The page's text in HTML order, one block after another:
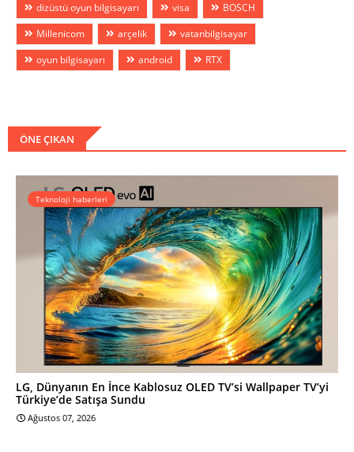
dizüstü oyun bilgisayarı
visa
BOSCH
Millenicom
arçelik
vatanbilgisayar
oyun bilgisayarı
android RTX
ÖNE ÇIKAN
Teknoloji haberleri
LG, Dünyanın En İnce Kablosuz OLED TV’si Wallpaper TV’yi
Türkiye’de Satışa Sundu
Ağustos 07, 2026